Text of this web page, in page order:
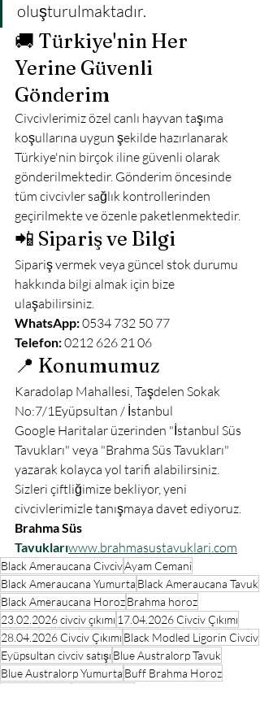
oluşturulmaktadır.
🚚 Türkiye'nin Her
Yerine Güvenli
Gönderim
Civcivlerimiz özel canlı hayvan taşıma
koşullarına uygun şekilde hazırlanarak
Türkiye'nin birçok iline güvenli olarak
gönderilmektedir. Gönderim öncesinde
tüm civcivler sağlık kontrollerinden
geçirilmekte ve özenle paketlenmektedir.
📲 Sipariş ve Bilgi
Sipariş vermek veya güncel stok durumu
hakkında bilgi almak için bize
ulaşabilirsiniz.
WhatsApp: 0534 732 50 77
Telefon: 0212 626 21 06
📍 Konumumuz
Karadolap Mahallesi, Taşdelen Sokak
No:7/1Eyüpsultan / İstanbul
Google Haritalar üzerinden "İstanbul Süs
Tavukları" veya "Brahma Süs Tavukları"
yazarak kolayca yol tarifi alabilirsiniz.
Sizleri çiftliğimize bekliyor, yeni
civcivlerimizle tanışmaya davet ediyoruz.
Brahma Süs
Tavuklarıwww.brahmasustavuklari.com
Black Ameraucana CivcivAyam Cemani
Black Ameraucana Yumurta Black Ameraucana Tavuk
Black Ameraucana HorozBrahma horoz
23.02.2026 civciv çıkımı 17.04.2026 Civciv Çıkımı
28.04.2026 Civciv Çıkımı Black Modled Ligorin Civciv
Eyüpsultan civciv satışı Blue Australorp Tavuk
Blue Australorp Yumurta Buff Brahma Horoz